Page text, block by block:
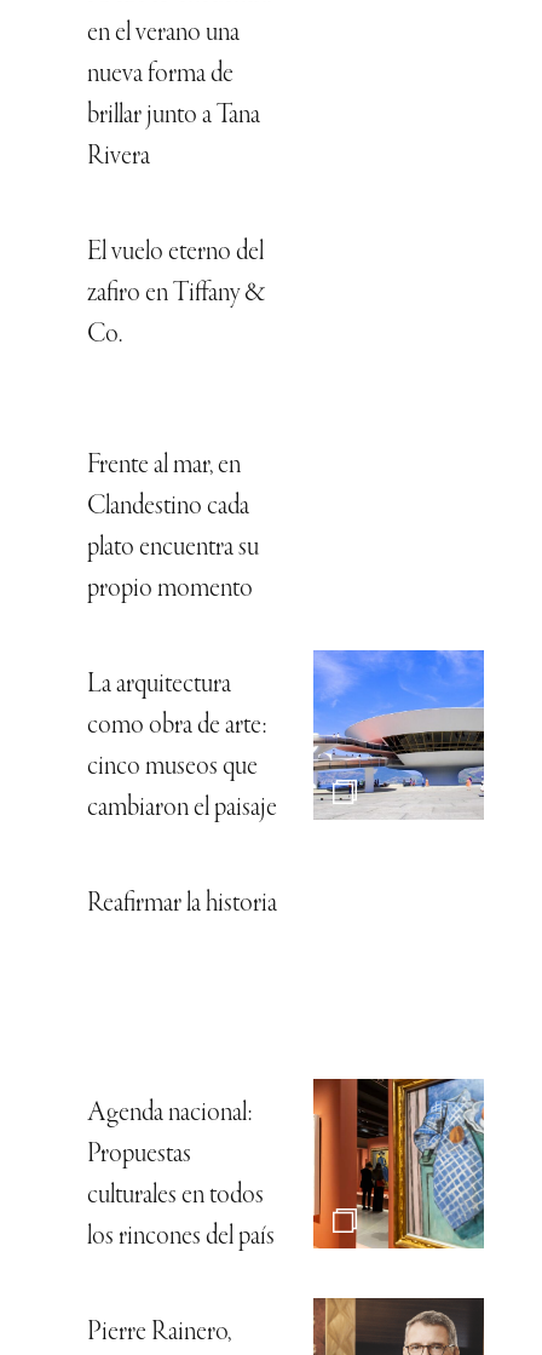
en el verano una
nueva forma de
brillar junto a Tana
Rivera
El vuelo eterno del
zafiro en Tiffany &
Co.
Frente al mar, en
Clandestino cada
plato encuentra su
propio momento
La arquitectura
como obra de arte:
cinco museos que
cambiaron el paisaje
Reafirmar la historia
Agenda nacional:
Propuestas
culturales en todos
los rincones del país
Pierre Rainero,